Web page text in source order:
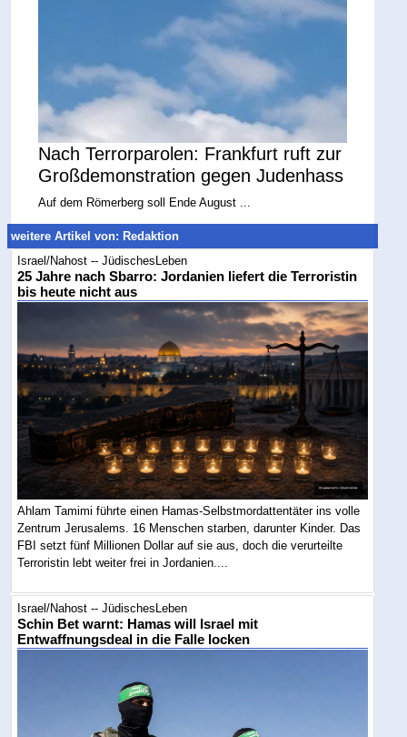
Nach Terrorparolen: Frankfurt ruft zur
Großdemonstration gegen Judenhass
Auf dem Römerberg soll Ende August ...
weitere Artikel von: Redaktion
Israel/Nahost -- JüdischesLeben
25 Jahre nach Sbarro: Jordanien liefert die Terroristin
bis heute nicht aus
Ahlam Tamimi führte einen Hamas-Selbstmordattentäter ins volle
Zentrum Jerusalems. 16 Menschen starben, darunter Kinder. Das
FBI setzt fünf Millionen Dollar auf sie aus, doch die verurteilte
Terroristin lebt weiter frei in Jordanien....
Israel/Nahost -- JüdischesLeben
Schin Bet warnt: Hamas will Israel mit
Entwaffnungsdeal in die Falle locken